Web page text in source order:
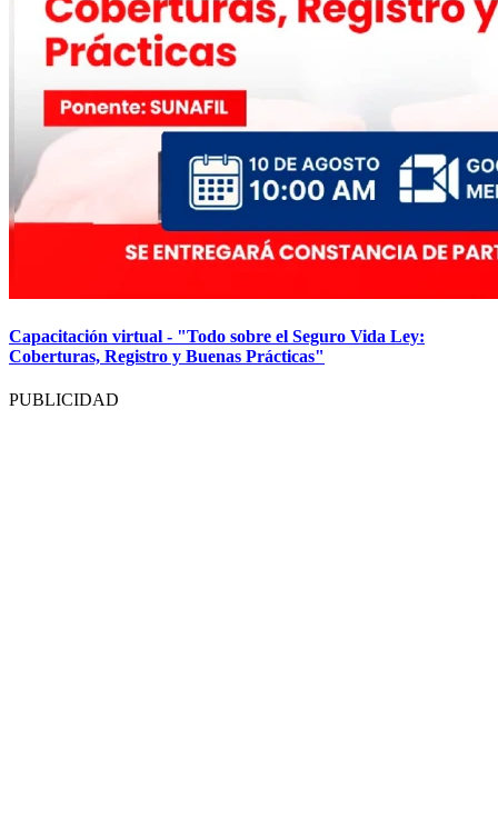
Capacitación virtual - "Todo sobre el Seguro Vida Ley:
Coberturas, Registro y Buenas Prácticas"
PUBLICIDAD